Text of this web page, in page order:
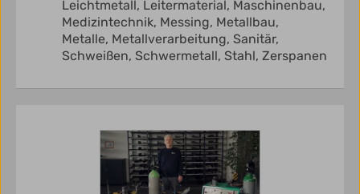
Leichtmetall, Leitermaterial, Maschinenbau,
Medizintechnik, Messing, Metallbau,
Metalle, Metallverarbeitung, Sanitär,
Schweißen, Schwermetall, Stahl, Zerspanen